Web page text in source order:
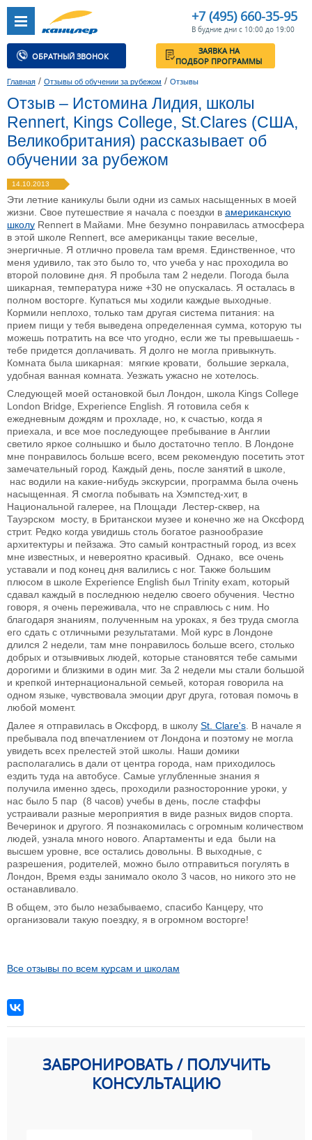
+7 (495) 660-35-95
В будние дни с 10:00 до 19:00
ОБРАТНЫЙ ЗВОНОК
ЗАЯВКА НА
ПОДБОР ПРОГРАММЫ
Главная / Отзывы об обучении за рубежом / Отзывы
Отзыв – Истомина Лидия, школы
Rennert, Kings College, St.Clares (США,
Великобритания) рассказывает об
обучении за рубежом
14.10.2013
Эти летние каникулы были одни из самых насыщенных в моей
жизни. Свое путешествие я начала с поездки в американскую
школу Rennert в Майами. Мне безумно понравилась атмосфера
в этой школе Rennert, все американцы такие веселые,
энергичные. Я отлично провела там время. Единственное, что
меня удивило, так это было то, что учеба у нас проходила во
второй половине дня. Я пробыла там 2 недели. Погода была
шикарная, температура ниже +30 не опускалась. Я осталась в
полном восторге. Купаться мы ходили каждые выходные.
Кормили неплохо, только там другая система питания: на
прием пищи у тебя выведена определенная сумма, которую ты
можешь потратить на все что угодно, если же ты превышаешь -
тебе придется доплачивать. Я долго не могла привыкнуть.
Комната была шикарная: мягкие кровати, большие зеркала,
удобная ванная комната. Уезжать ужасно не хотелось.
Следующей моей остановкой был Лондон, школа Kings College
London Bridge, Experience English. Я готовила себя к
ежедневным дождям и прохладе, но, к счастью, когда я
приехала, и все мое последующее пребывание в Англии
светило яркое солнышко и было достаточно тепло. В Лондоне
мне понравилось больше всего, всем рекомендую посетить этот
замечательный город. Каждый день, после занятий в школе,
нас водили на какие-нибудь экскурсии, программа была очень
насыщенная. Я смогла побывать на Хэмпстед-хит, в
Национальной галерее, на Площади Лестер-сквер, на
Тауэрском мосту, в Британскои музее и конечно же на Оксфорд
стрит. Редко когда увидишь столь богатое разнообразие
архитектуры и пейзажа. Это самый контрастный город, из всех
мне известных, и невероятно красивый. Однако, все очень
уставали и под конец дня валились с ног. Также большим
плюсом в школе Experience English был Trinity exam, который
сдавал каждый в последнюю неделю своего обучения. Честно
говоря, я очень переживала, что не справлюсь с ним. Но
благодаря знаниям, полученным на уроках, я без труда смогла
его сдать с отличными результатами. Мой курс в Лондоне
длился 2 недели, там мне понравилось больше всего, столько
добрых и отзывчивых людей, которые становятся тебе самыми
дорогими и близкими в один миг. За 2 недели мы стали большой
и крепкой интернациональной семьей, которая говорила на
одном языке, чувствовала эмоции друг друга, готовая помочь в
любой момент.
Далее я отправилась в Оксфорд, в школу St. Clare's . В начале я
пребывала под впечатлением от Лондона и поэтому не могла
увидеть всех прелестей этой школы. Наши домики
располагались в дали от центра города, нам приходилось
ездить туда на автобусе. Самые углубленные знания я
получила именно здесь, проходили разносторонние уроки, у
нас было 5 пар (8 часов) учебы в день, после стаффы
устраивали разные мероприятия в виде разных видов спорта.
Вечеринок и другого. Я познакомилась с огромным количеством
людей, узнала много нового. Апартаменты и еда были на
высшем уровне, все остались довольны. В выходные, с
разрешения, родителей, можно было отправиться погулять в
Лондон, Время езды занимало около 3 часов, но никого это не
останавливало.
В общем, это было незабываемо, спасибо Канцеру, что
организовали такую поездку, я в огромном восторге!
Все отзывы по всем курсам и школам
ЗАБРОНИРОВАТЬ / ПОЛУЧИТЬ
КОНСУЛЬТАЦИЮ